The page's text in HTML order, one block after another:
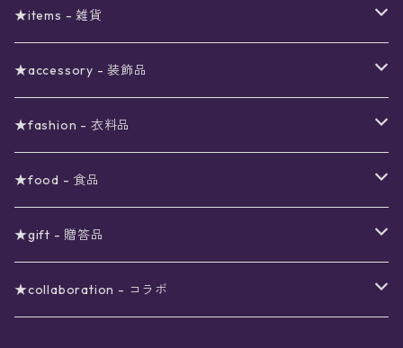
予約限定SALE
〜2000円
〜3000円
〜4000円
〜5000円
〜6000円
〜7000円
星の市福袋
12星座ギフトセット
★items - 雑貨
ステーショナリー
ギフトボックス
ノート
メイクアップ
ネイルカラー
アロマスプレー
ポーチ
夜空の星月
扇子(うちわ)
インテリア
★accessory - 装飾品
ピアス
星
月
イヤリング
星
月
ネックレス
星
チョーカー
★fashion - 衣料品
ワンピース
スター
フラワー
トップス
ブラウス
ボトムス
★food - 食品
珈琲
紅茶
★gift - 贈答品
ラッピング用オプション
★collaboration - コラボ